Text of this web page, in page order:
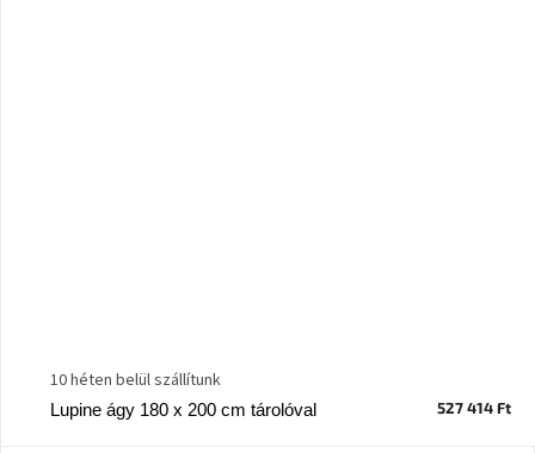
Lupine ágy 180 x 200 cm tárolóval
10 héten belül szállítunk
527 414 Ft